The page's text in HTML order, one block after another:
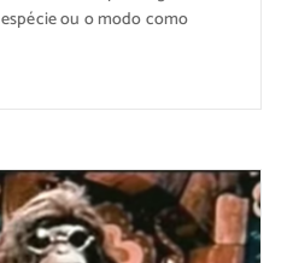
ou o modo como